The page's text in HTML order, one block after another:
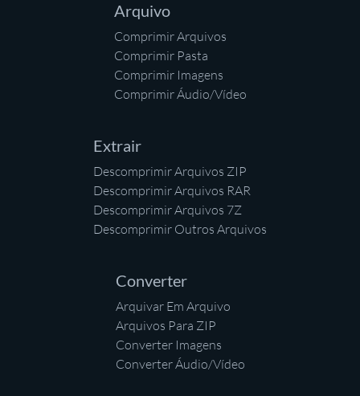
Arquivo
Comprimir Arquivos
Comprimir Pasta
Comprimir Imagens
Comprimir Áudio/Vídeo
Extrair
Descomprimir Arquivos ZIP
Descomprimir Arquivos RAR
Descomprimir Arquivos 7Z
Descomprimir Outros Arquivos
Converter
Arquivar Em Arquivo
Arquivos Para ZIP
Converter Imagens
Converter Áudio/Vídeo